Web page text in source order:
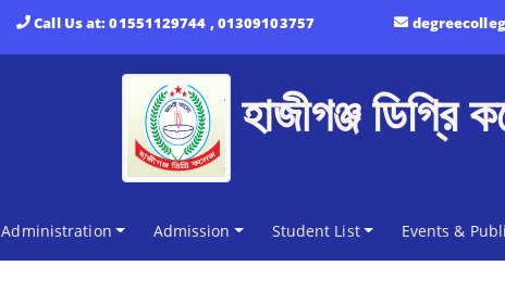
Call Us at:01551129744 , 01309103757
হাজীগঞ্জ ডিগ্রি
Administration Admission Student List Events &